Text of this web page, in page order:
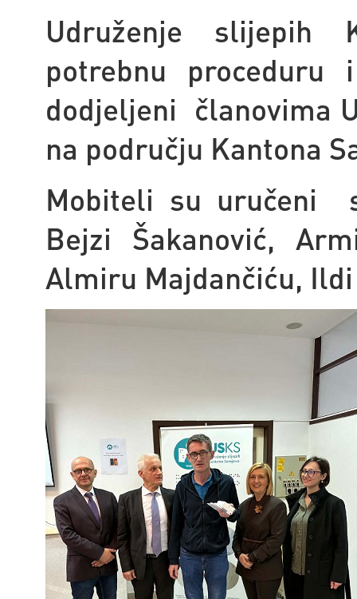
Udruženje slijepih
potrebnu
dodjeljeni članovima
na području Kantona
Mobiteli su uručeni
Bejzi Šakanović,
Almiru Majdančiću,